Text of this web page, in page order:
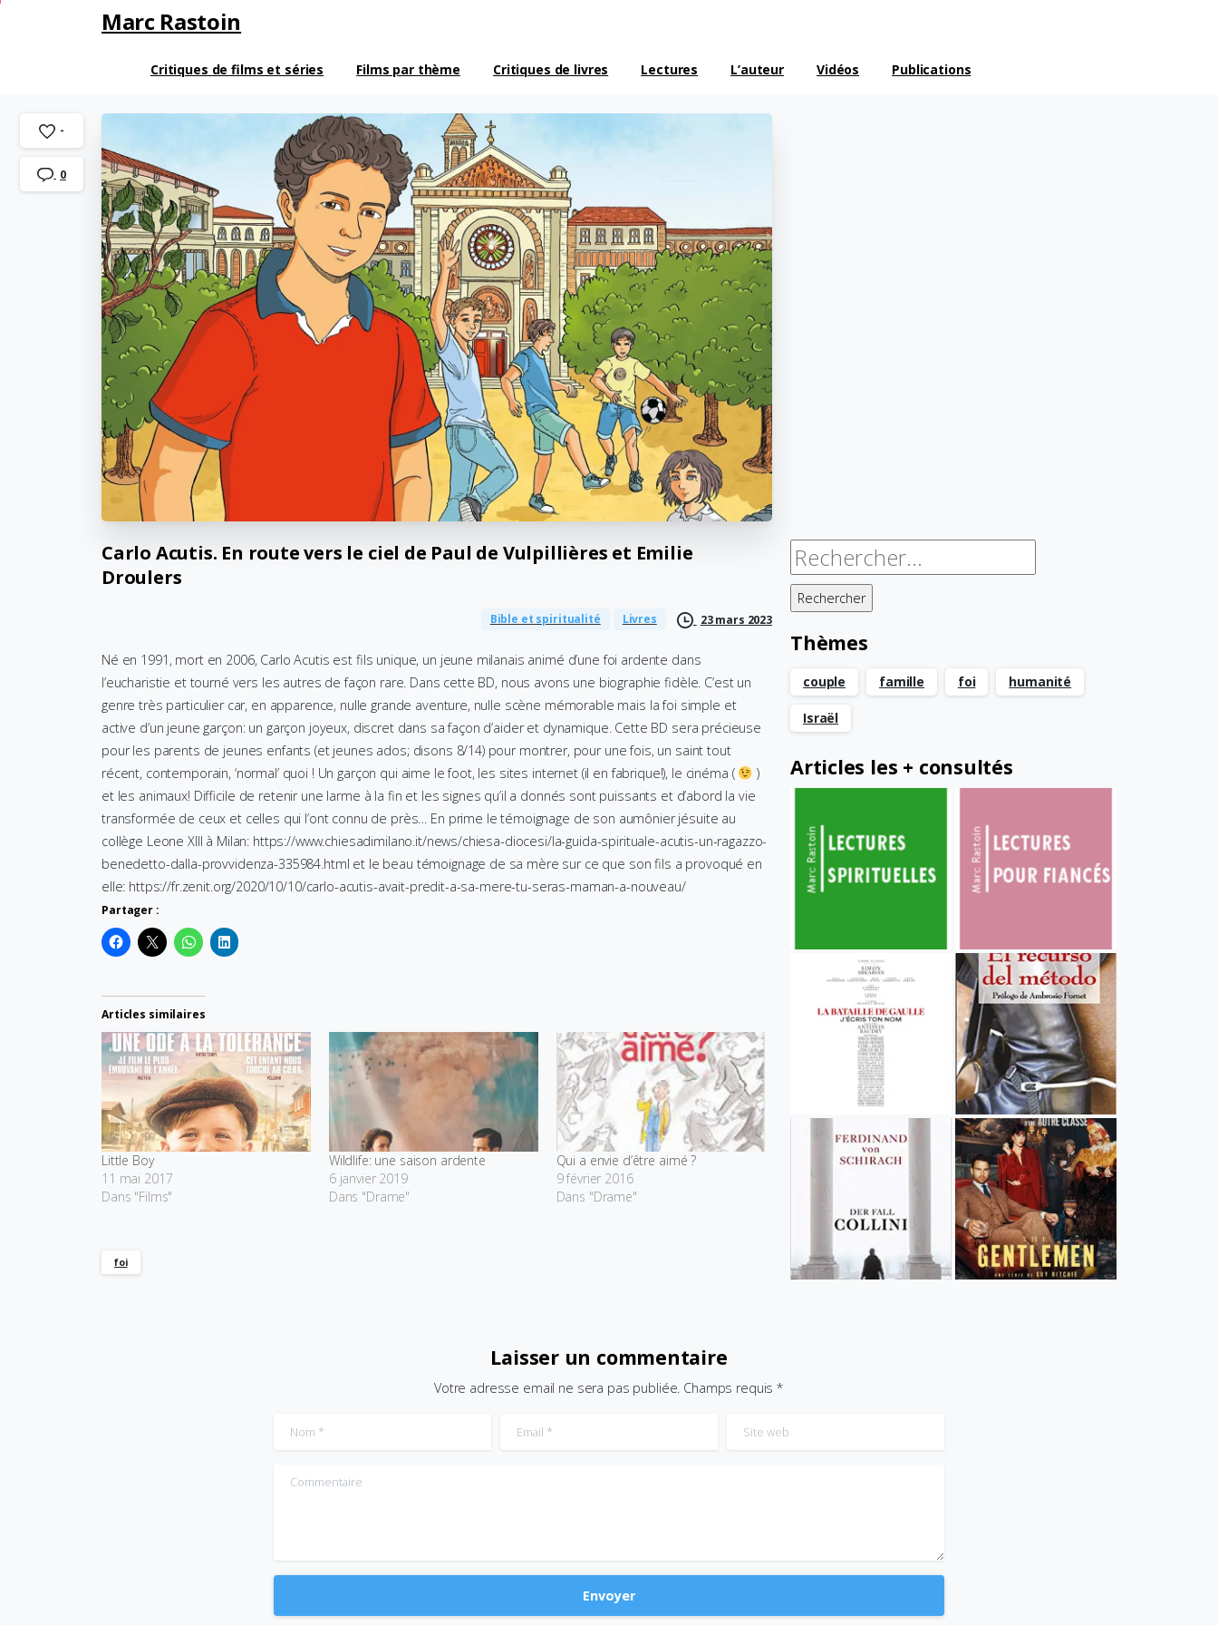
Marc Rastoin
Critiques de films et séries Films par thème Critiques de livres Lectures L’auteur Vidéos Publications
Carlo Acutis. En route vers le ciel de Paul de Vulpillières et Emilie
Droulers
Bible et spiritualité Livres 23 mars 2023
Né en 1991, mort en 2006, Carlo Acutis est fils unique, un jeune milanais animé d’une foi ardente dans
l’eucharistie et tourné vers les autres de façon rare. Dans cette BD, nous avons une biographie fidèle. C’est un
genre très particulier car, en apparence, nulle grande aventure, nulle scène mémorable mais la foi simple et
active d’un jeune garçon: un garçon joyeux, discret dans sa façon d’aider et dynamique. Cette BD sera précieuse
pour les parents de jeunes enfants (et jeunes ados; disons 8/14) pour montrer, pour une fois, un saint tout
récent, contemporain, ‘normal’ quoi ! Un garçon qui aime le foot, les sites internet (il en fabrique!), le cinéma (
)
et les animaux! Difficile de retenir une larme à la fin et les signes qu’il a donnés sont puissants et d’abord la vie
transformée de ceux et celles qui l’ont connu de près… En prime le témoignage de son aumônier jésuite au
collège Leone XIII à Milan: https://www.chiesadimilano.it/news/chiesa-diocesi/la-guida-spirituale-acutis-un-ragazzo-
benedetto-dalla-provvidenza-335984.html et le beau témoignage de sa mère sur ce que son fils a provoqué en
elle: https://fr.zenit.org/2020/10/10/carlo-acutis-avait-predit-a-sa-mere-tu-seras-maman-a-nouveau/
Partager :
Articles similaires
Little Boy
11 mai 2017
Dans "Films"
Wildlife: une saison ardente
6 janvier 2019
Dans "Drame"
Qui a envie d’être aimé ?
9 février 2016
Dans "Drame"
foi
-
0
Rechercher :
Thèmes
couple famille foi humanité
Israël
Articles les + consultés
Laisser un commentaire
Votre adresse email ne sera pas publiée. Champs requis *
Commentaire